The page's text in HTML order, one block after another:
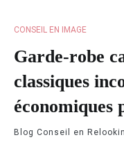
CONSEIL EN IMAGE
Garde-robe
classiques
économiques
Blog Conseil en